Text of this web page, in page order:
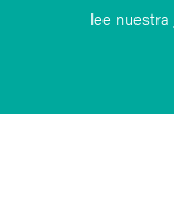
lee nuestra